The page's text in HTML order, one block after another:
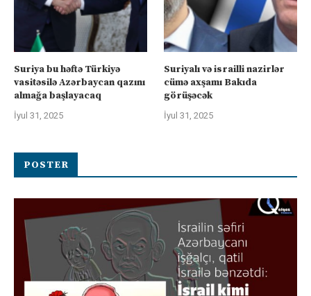
Suriya bu həftə Türkiyə
vasitəsilə Azərbaycan qazını
almağa başlayacaq
İyul 31, 2025
Suriyalı və israilli nazirlər
cümə axşamı Bakıda
görüşəcək
İyul 31, 2025
POSTER